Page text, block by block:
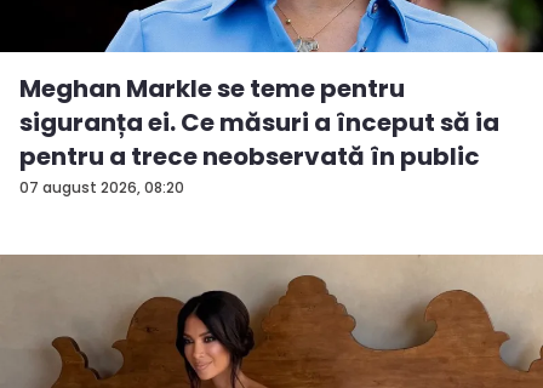
07 august 2026, 08:20
Meghan Markle se teme pentru
siguranța ei. Ce măsuri a început să ia
pentru a trece neobservată în public